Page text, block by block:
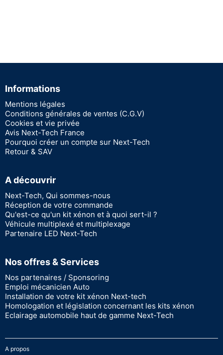
Informations
Mentions légales
Conditions générales de ventes (C.G.V)
Cookies et vie privée
Avis Next-Tech France
Pourquoi créer un compte sur Next-Tech
Retour & SAV
A découvrir
Next-Tech, Qui sommes-nous
Réception de votre commande
Qu'est-ce qu'un kit xénon et à quoi sert-il ?
Véhicule multiplexé et multiplexage
Partenaire LED Next-Tech
Nos offres & Services
Nos partenaires / Sponsoring
Emploi mécanicien Auto
Installation de votre kit xénon Next-tech
Homologation et législation concernant les kits xénon
Eclairage automobile haut de gamme Next-Tech
A propos